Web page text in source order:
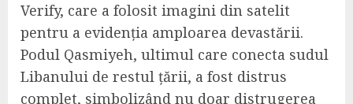
Verify, care a folosit imagini din satelit
pentru a evidenția amploarea devastării.
Podul Qasmiyeh, ultimul care conecta sudul
Libanului de restul țării, a fost distrus
complet, simbolizând nu doar distrugerea